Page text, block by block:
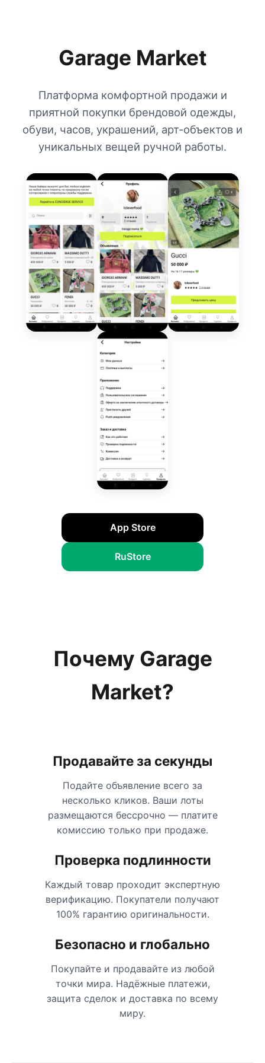
Garage Market
Платформа комфортной продажи и
приятной покупки брендовой одежды,
обуви, часов, украшений, арт-объектов и
уникальных вещей ручной работы.
App Store
RuStore
Почему Garage
Market?
Продавайте за секунды
Подайте объявление всего за
несколько кликов. Ваши лоты
размещаются бессрочно — платите
комиссию только при продаже.
Проверка подлинности
Каждый товар проходит экспертную
верификацию. Покупатели получают
100% гарантию оригинальности.
Безопасно и глобально
Покупайте и продавайте из любой
точки мира. Надёжные платежи,
защита сделок и доставка по всему
миру.